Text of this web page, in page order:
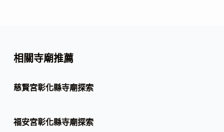
相關寺廟推薦
慈賢宮彰化縣寺廟探索
福安宮彰化縣寺廟探索